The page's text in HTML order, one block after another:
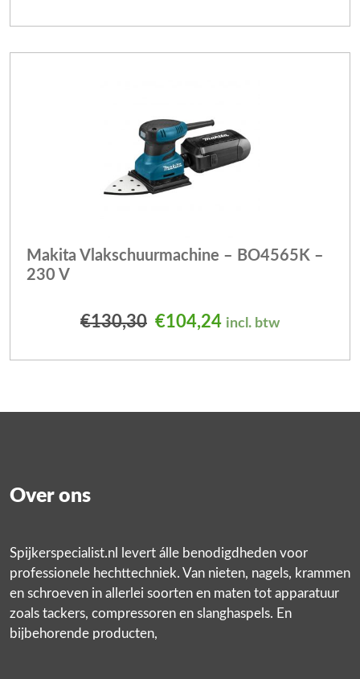
Makita Vlakschuurmachine – BO4565K –
230 V
€130,30 Oorspronkelijke prijs
€104,24Huidige prijs is:
incl. btw
Over ons
Spijkerspecialist.nl levert álle benodigdheden voor
professionele hechttechniek. Van nieten, nagels, krammen
en schroeven in allerlei soorten en maten tot apparatuur
zoals tackers, compressoren en slanghaspels. En
bijbehorende producten,